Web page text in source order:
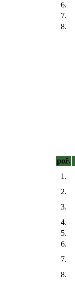
6.
7.
8.
poř.
1.
2.
3.
4.
5.
6.
7.
8.